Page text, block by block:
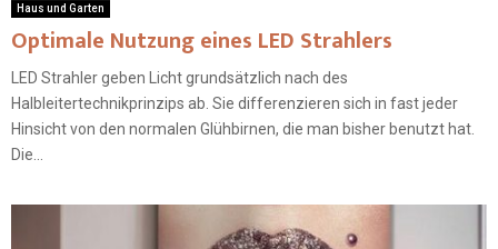
Haus und Garten
Optimale Nutzung eines LED Strahlers
LED Strahler geben Licht grundsätzlich nach des
Halbleitertechnikprinzips ab. Sie differenzieren sich in fast jeder
Hinsicht von den normalen Glühbirnen, die man bisher benutzt hat.
Die...